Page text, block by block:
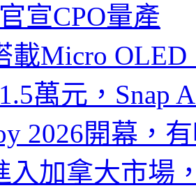
宣CPO量產
載Micro
萬元，Snap
2026開幕，
入加拿大市場